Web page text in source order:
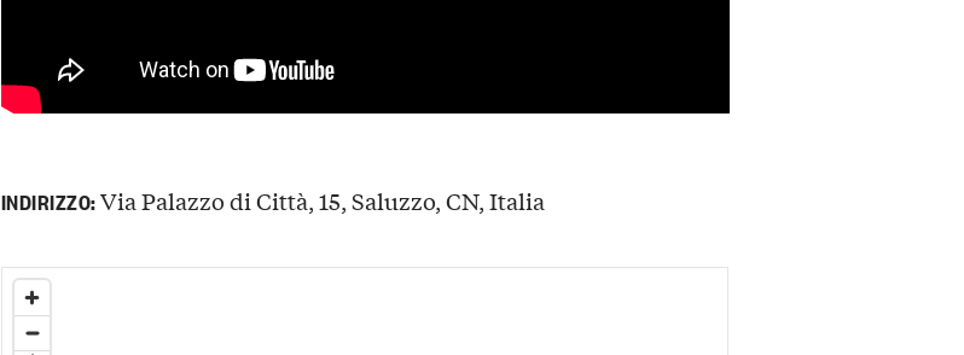
INDIRIZZO:Via Palazzo di Città, 15, Saluzzo, CN, Italia